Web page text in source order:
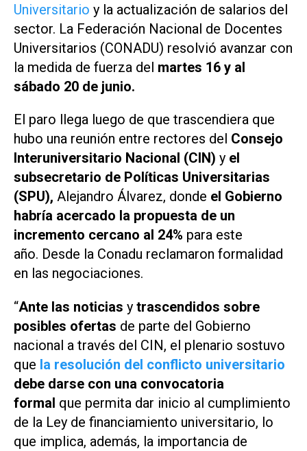
Universitario y la actualización de salarios del
sector. La Federación Nacional de Docentes
Universitarios (CONADU) resolvió avanzar con
la medida de fuerza del martes 16 y al
sábado 20 de junio.
El paro llega luego de que trascendiera que
hubo una reunión entre rectores del Consejo
Interuniversitario Nacional (CIN) y el
subsecretario de Políticas Universitarias
(SPU), Alejandro Álvarez, donde el Gobierno
habría acercado la propuesta de un
incremento cercano al 24% para este
año. Desde la Conadu reclamaron formalidad
en las negociaciones.
“Ante las noticias y trascendidos sobre
posibles ofertas de parte del Gobierno
nacional a través del CIN, el plenario sostuvo
que la resolución del conflicto universitario
debe darse con una convocatoria
formal que permita dar inicio al cumplimiento
de la Ley de financiamiento universitario, lo
que implica, además, la importancia de